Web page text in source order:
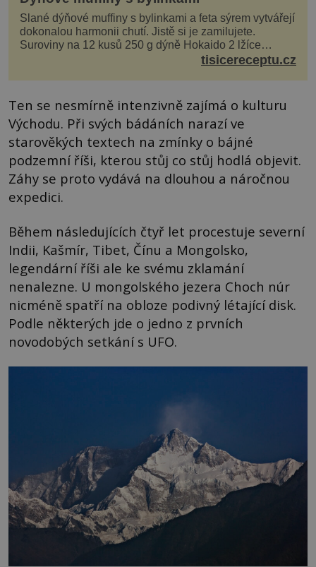
Slané dýňové muffiny s bylinkami a feta sýrem vytvářejí
dokonalou harmonii chutí. Jistě si je zamilujete.
Suroviny na 12 kusů 250 g dýně Hokaido 2 lžíce
olivového oleje sůl, pepř hrst nasekaných špen...
tisicereceptu.cz
Ten se nesmírně intenzivně zajímá o kulturu
Východu. Při svých bádáních narazí ve
starověkých textech na zmínky o bájné
podzemní říši, kterou stůj co stůj hodlá objevit.
Záhy se proto vydává na dlouhou a náročnou
expedici.
Během následujících čtyř let procestuje severní
Indii, Kašmír, Tibet, Čínu a Mongolsko,
legendární říši ale ke svému zklamání
nenalezne. U mongolského jezera Choch núr
nicméně spatří na obloze podivný létající disk.
Podle některých jde o jedno z prvních
novodobých setkání s UFO.